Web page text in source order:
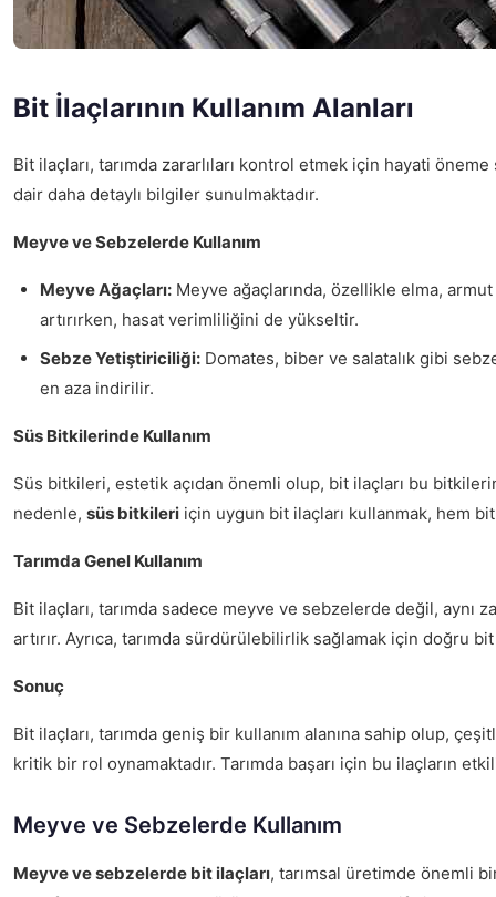
Bit İlaçlarının Kullanım Alanları
Bit ilaçları, tarımda zararlıları kontrol etmek için hayati
dair daha detaylı bilgiler sunulmaktadır.
Meyve ve Sebzelerde Kullanım
Meyve Ağaçları: Meyve ağaçlarında, özellikle elma,
artırırken, hasat verimliliğini de yükseltir.
Sebze Yetiştiriciliği: Domates, biber ve salatalık gibi
en aza indirilir.
Süs Bitkilerinde Kullanım
Süs bitkileri, estetik açıdan önemli olup, bit ilaçları bu
nedenle, süs bitkileri için uygun bit ilaçları kullanmak, hem
Tarımda Genel Kullanım
Bit ilaçları, tarımda sadece meyve ve sebzelerde değil, aynı
artırır. Ayrıca, tarımda sürdürülebilirlik sağlamak için doğru
Sonuç
Bit ilaçları, tarımda geniş bir kullanım alanına sahip olup,
kritik bir rol oynamaktadır. Tarımda başarı için bu ilaçların
Meyve ve Sebzelerde Kullanım
Meyve ve sebzelerde bit ilaçları, tarımsal üretimde önemli